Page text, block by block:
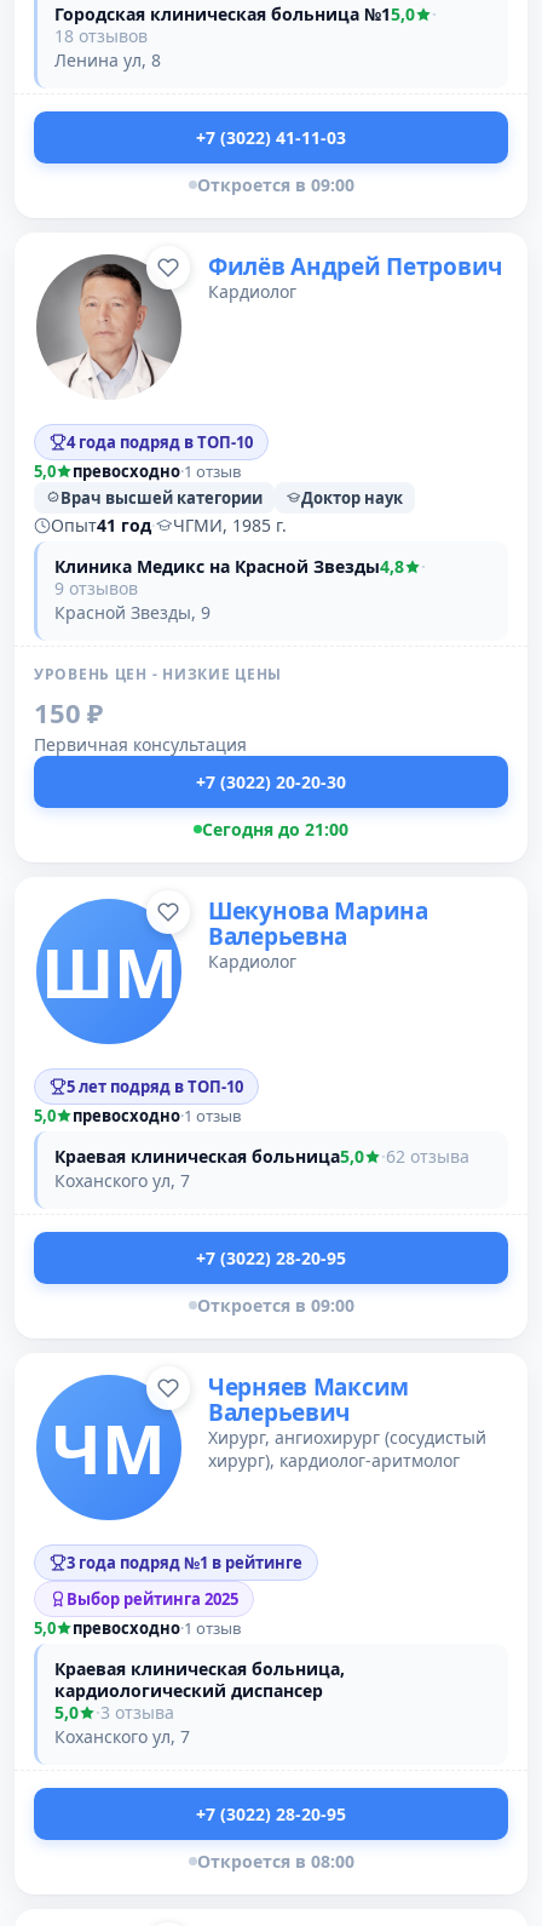
Городская клиническая больница №15,0
·
18 отзывов
Ленина ул, 8
+7 (3022) 41-11-03
Откроется в 09:00
Филёв Андрей Петрович
Кардиолог
4 года подряд в ТОП-10
5,0
превосходно·1 отзыв
Врач высшей категории
Доктор наук
Опыт41 год·
ЧГМИ, 1985 г.
Клиника Медикс на Красной Звезды4,8
·
9 отзывов
Красной Звезды, 9
УРОВЕНЬ ЦЕН - НИЗКИЕ ЦЕНЫ
150 ₽
Первичная консультация
+7 (3022) 20-20-30
Сегодня до 21:00
ШМ
Шекунова Марина
Валерьевна
Кардиолог
5 лет подряд в ТОП-10
5,0
превосходно·1 отзыв
Краевая клиническая больница5,0 ·62 отзыва
Коханского ул, 7
+7 (3022) 28-20-95
Откроется в 09:00
ЧМ
Черняев Максим
Валерьевич
Хирург, ангиохирург (сосудистый
хирург), кардиолог-аритмолог
3 года подряд №1 в рейтинге
Выбор рейтинга 2025
5,0
превосходно·1 отзыв
Краевая клиническая больница,
кардиологический диспансер
5,0
·3 отзыва
Коханского ул, 7
+7 (3022) 28-20-95
Откроется в 08:00